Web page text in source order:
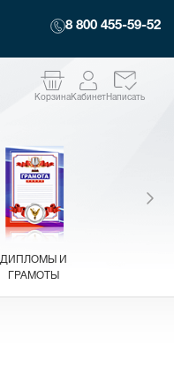
8 800 455-59-52
КорзинаКабинетНаписать
ДИПЛОМЫ И
ГРАМОТЫ